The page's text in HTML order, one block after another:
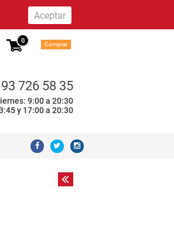
0 Comprar
726 58 35
9:00 a 20:30
y 17:00 a 20:30